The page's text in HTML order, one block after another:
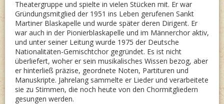
Theatergruppe und spielte in vielen Stücken mit. Er war
Gründungsmitglied der 1951 ins Leben gerufenen Sankt
Martiner Blaskapelle und wurde später deren Dirigent. Er
war auch in der Pionierblaskapelle und im Männerchor aktiv,
und unter seiner Leitung wurde 1975 der Deutsche
Nationalitäten-Gemischtchor gegründet. Es ist nicht
überliefert, woher er sein musikalisches Wissen bezog, aber
er hinterließ präzise, geordnete Noten, Partituren und
Manuskripte. Jahrelang sammelte er Lieder und verarbeitete
sie zu Stimmen, die noch heute von den Chormitgliedern
gesungen werden.